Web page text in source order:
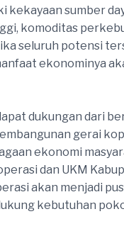
kekayaan sumber
komoditas
seluruh potensi
ekonominya
dukungan dari
gerai
ekonomi
dan UKM
akan menjadi
kebutuhan